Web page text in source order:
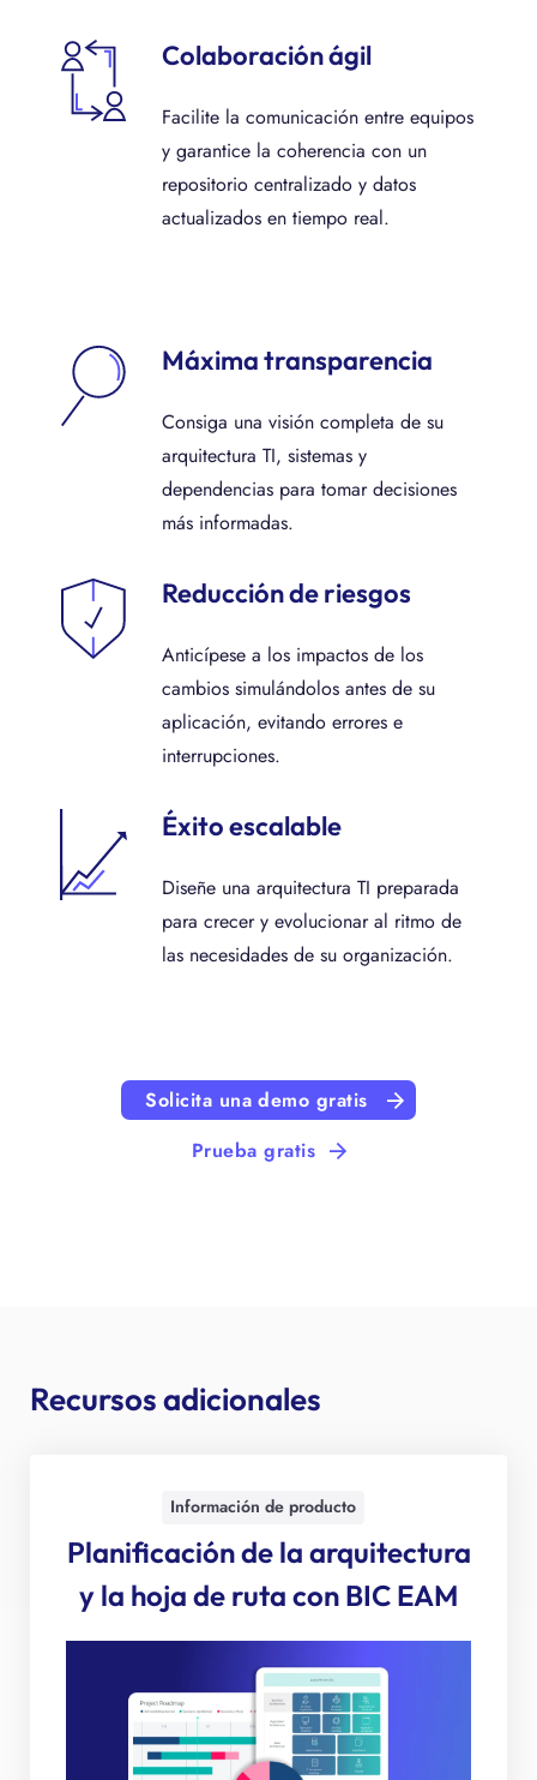
Colaboración ágil
Facilite la comunicación entre equipos
y garantice la coherencia con un
repositorio centralizado y datos
actualizados en tiempo real.
Máxima transparencia
Consiga una visión completa de su
arquitectura TI, sistemas y
dependencias para tomar decisiones
más informadas.
Reducción de riesgos
Anticípese a los impactos de los
cambios simulándolos antes de su
aplicación, evitando errores e
interrupciones.
Éxito escalable
Diseñe una arquitectura TI preparada
para crecer y evolucionar al ritmo de
las necesidades de su organización.
Solicita una demo gratis
Prueba gratis
Recursos adicionales
Información de producto
Planificación de la arquitectura
y la hoja de ruta con BIC EAM